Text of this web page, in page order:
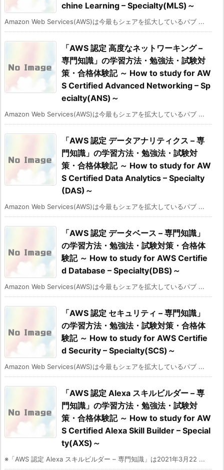
chine Learning – Specialty(MLS)～
Amazon Web Services(AWS)は今最もシェアを拡大しているパブ ...
「AWS 認定 高度なネットワーキング –
専門知識」の学習方法・勉強法・試験対
策・合格体験記 ～ How to study for AW
S Certified Advanced Networking – Sp
ecialty(ANS)～
Amazon Web Services(AWS)は今最もシェアを拡大しているパブ ...
「AWS 認定 データアナリティクス – 専
門知識」の学習方法・勉強法・試験対
策・合格体験記 ～ How to study for AW
S Certified Data Analytics – Specialty
(DAS)～
Amazon Web Services(AWS)は今最もシェアを拡大しているパブ ...
「AWS 認定 データベース – 専門知識」
の学習方法・勉強法・試験対策・合格体
験記 ～ How to study for AWS Certifie
d Database – Specialty(DBS)～
Amazon Web Services(AWS)は今最もシェアを拡大しているパブ ...
「AWS 認定 セキュリティ – 専門知識」
の学習方法・勉強法・試験対策・合格体
験記 ～ How to study for AWS Certifie
d Security – Specialty(SCS)～
Amazon Web Services(AWS)は今最もシェアを拡大しているパブ ...
「AWS 認定 Alexa スキルビルダー – 専
門知識」の学習方法・勉強法・試験対
策・合格体験記 ～ How to study for AW
S Certified Alexa Skill Builder – Special
ty(AXS)～
※「AWS 認定 Alexa スキルビルダー – 専門知識」は2021年3月22 ...